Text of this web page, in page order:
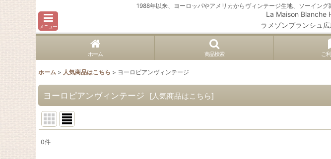
1988年以来、ヨーロッパやアメリカからヴィンテージ生地、ソーイン
メニュー
La Maison Blanche
ラメゾンブランシュ
ホーム 商品検索 ご
ホーム > 人気商品はこちら > ヨーロピアンヴィンテージ
ヨーロピアンヴィンテージ [人気商品はこちら]
0件